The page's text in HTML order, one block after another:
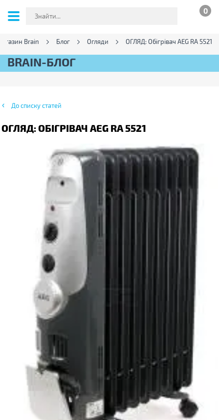
0
Brain Блог Огляди ОГЛЯД: Обігрівач AEG RA 5521
BRAIN-БЛОГ
До списку статей
ОГЛЯД: ОБІГРІВАЧ AEG RA 5521